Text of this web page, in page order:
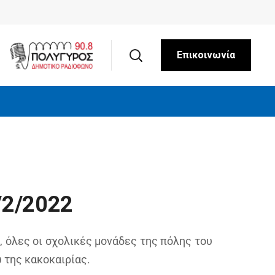
Επικοινωνία
2/2022
οι σχολικές μονάδες της πόλης του
κακοκαιρίας.